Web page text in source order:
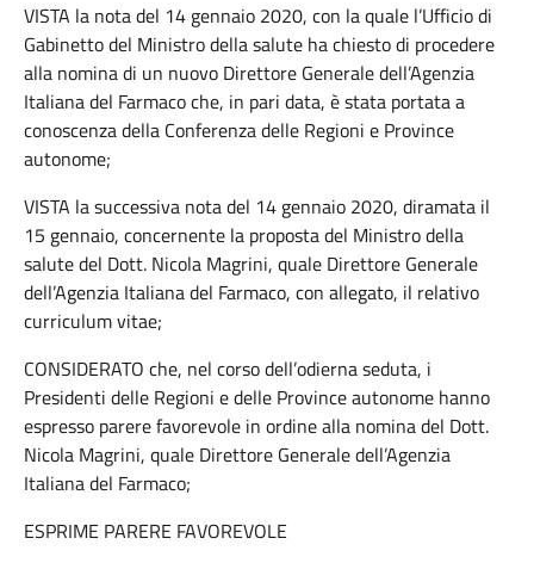
VISTA la nota del 14 gennaio 2020, con la quale l’Ufficio di
Gabinetto del Ministro della salute ha chiesto di procedere
alla nomina di un nuovo Direttore Generale dell’Agenzia
Italiana del Farmaco che, in pari data, è stata portata a
conoscenza della Conferenza delle Regioni e Province
autonome;
VISTA la successiva nota del 14 gennaio 2020, diramata il
15 gennaio, concernente la proposta del Ministro della
salute del Dott. Nicola Magrini, quale Direttore Generale
dell’Agenzia Italiana del Farmaco, con allegato, il relativo
curriculum vitae;
CONSIDERATO che, nel corso dell’odierna seduta, i
Presidenti delle Regioni e delle Province autonome hanno
espresso parere favorevole in ordine alla nomina del Dott.
Nicola Magrini, quale Direttore Generale dell’Agenzia
Italiana del Farmaco;
ESPRIME PARERE FAVOREVOLE